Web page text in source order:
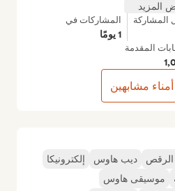
ديب هاوس
إلكترونيكا
موسيقى هاوس
المزيد
المشاركة المشاركات في
1 يومًا
المقدمة
مشابهين